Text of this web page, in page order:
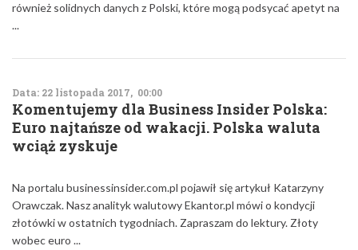
również solidnych danych z Polski, które mogą podsycać apetyt na
...
Data: 22 listopada 2017, 00:00
Komentujemy dla Business Insider Polska:
Euro najtańsze od wakacji. Polska waluta
wciąż zyskuje
Na portalu businessinsider.com.pl pojawił się artykuł Katarzyny
Orawczak. Nasz analityk walutowy Ekantor.pl mówi o kondycji
złotówki w ostatnich tygodniach. Zapraszam do lektury. Złoty
wobec euro ...